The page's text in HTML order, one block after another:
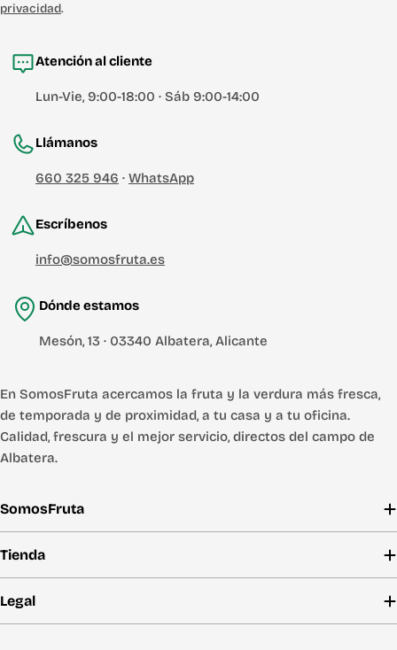
privacidad.
Atención al cliente
Lun-Vie, 9:00-18:00 · Sáb 9:00-14:00
Llámanos
660 325 946 · WhatsApp
Escríbenos
info@somosfruta.es
Dónde estamos
Mesón, 13 · 03340 Albatera, Alicante
En SomosFruta acercamos la fruta y la verdura más fresca,
de temporada y de proximidad, a tu casa y a tu oficina.
Calidad, frescura y el mejor servicio, directos del campo de
Albatera.
SomosFruta
Tienda
Legal